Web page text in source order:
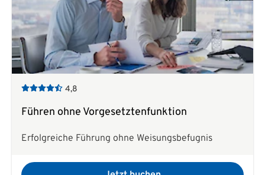
4,8
Führen ohne Vorgesetztenfunktion
Erfolgreiche Führung ohne Weisungsbefugnis